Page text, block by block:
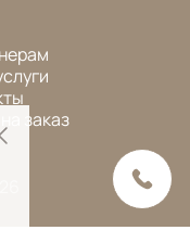
на заказ